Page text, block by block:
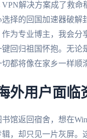
VPN解决方案成了救命
择的回国加速器破解
为专业博主，我会分
键回归祖国怀抱。无论
都将像在家乡一样顺
外用户面临
馆返回宿舍，想在
，却只见一片灰屏。